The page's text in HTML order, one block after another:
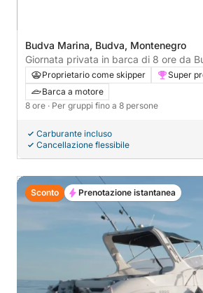
Budva Marina, Budva, Montenegro
Giornata privata in barca di 8 ore da
Proprietario come skipper
Super
Barca a motore
8 ore · Per gruppi fino a 8 persone
Carburante incluso
Cancellazione flessibile
Sconto Prenotazione istantanea